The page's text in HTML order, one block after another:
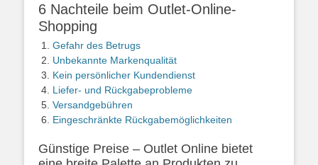
6 Nachteile beim Outlet-Online-
Shopping
Gefahr des Betrugs
Unbekannte Markenqualität
Kein persönlicher Kundendienst
Liefer- und Rückgabeprobleme
Versandgebühren
Eingeschränkte Rückgabemöglichkeiten
Günstige Preise – Outlet Online bietet